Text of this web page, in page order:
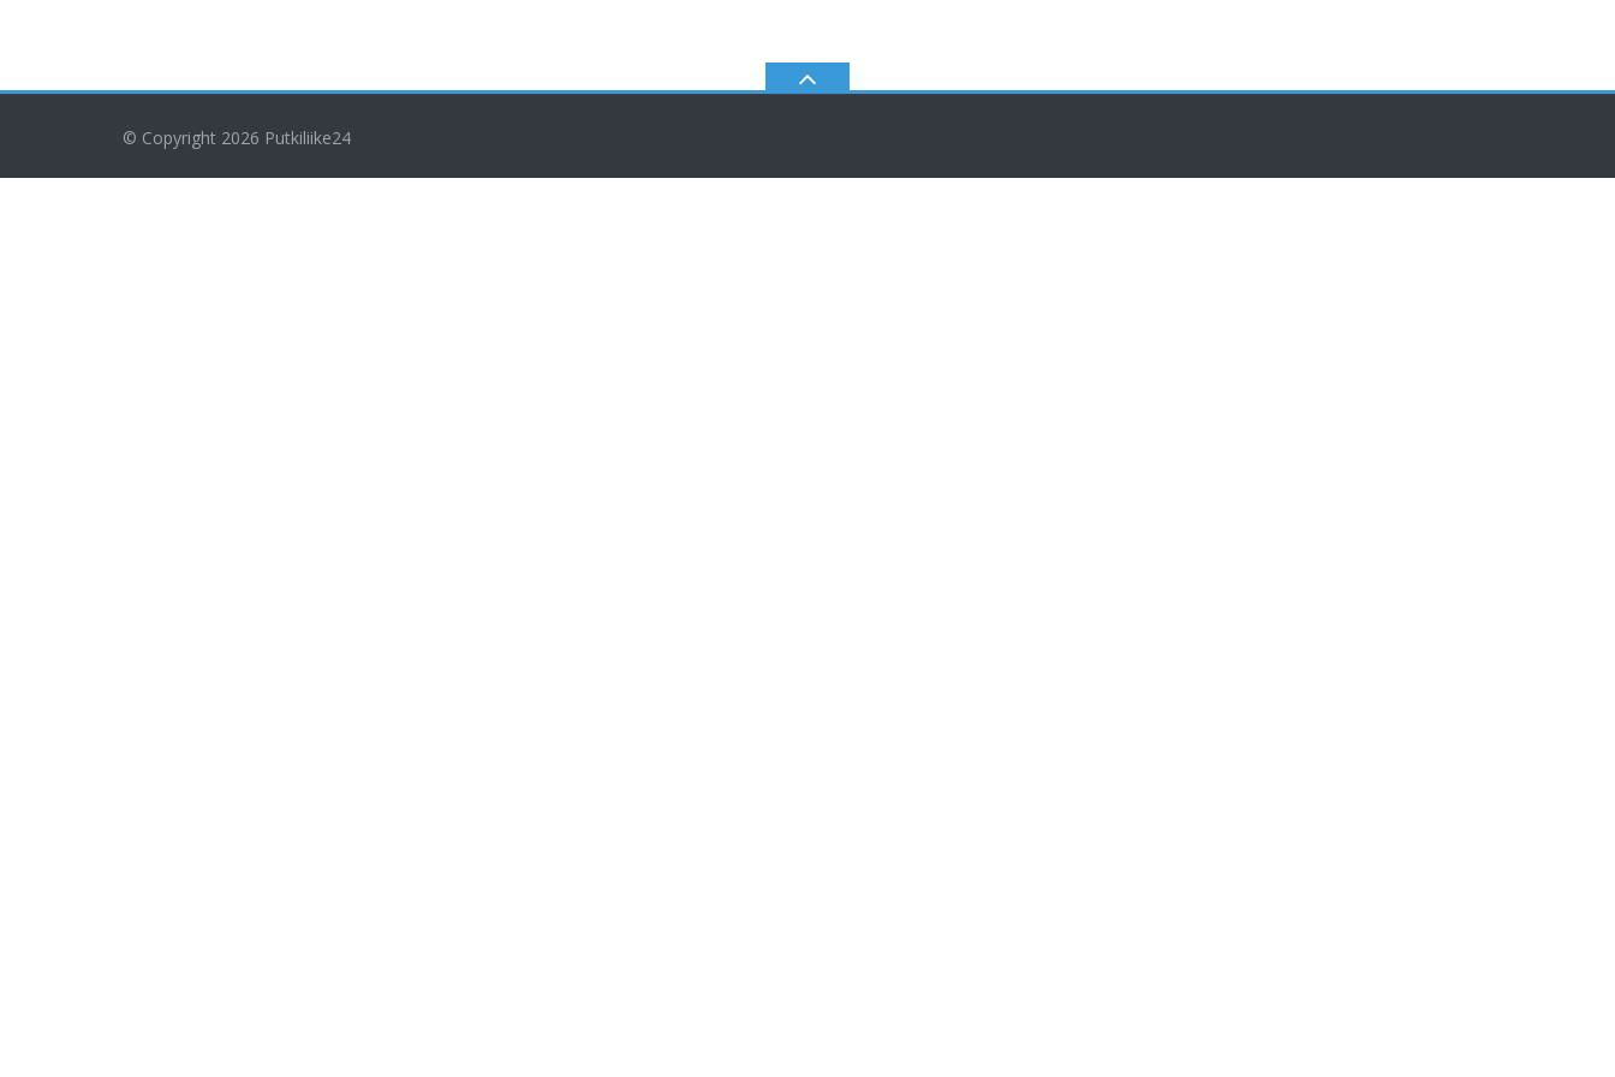
© Copyright 2026 Putkiliike24